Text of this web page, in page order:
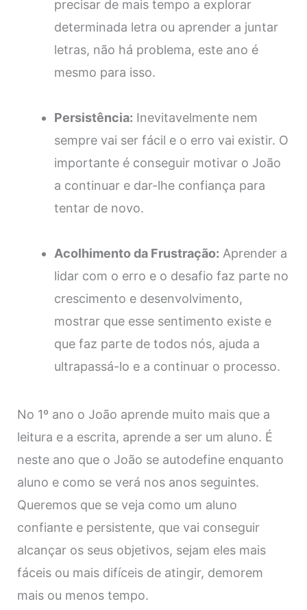
precisar de mais tempo a explorar
determinada letra ou aprender a juntar
letras, não há problema, este ano é
mesmo para isso.
Persistência: Inevitavelmente nem
sempre vai ser fácil e o erro vai existir. O
importante é conseguir motivar o João
a continuar e dar-lhe confiança para
tentar de novo.
Acolhimento da Frustração: Aprender a
lidar com o erro e o desafio faz parte no
crescimento e desenvolvimento,
mostrar que esse sentimento existe e
que faz parte de todos nós, ajuda a
ultrapassá-lo e a continuar o processo.
No 1º ano o João aprende muito mais que a
leitura e a escrita, aprende a ser um aluno. É
neste ano que o João se autodefine enquanto
aluno e como se verá nos anos seguintes.
Queremos que se veja como um aluno
confiante e persistente, que vai conseguir
alcançar os seus objetivos, sejam eles mais
fáceis ou mais difíceis de atingir, demorem
mais ou menos tempo.